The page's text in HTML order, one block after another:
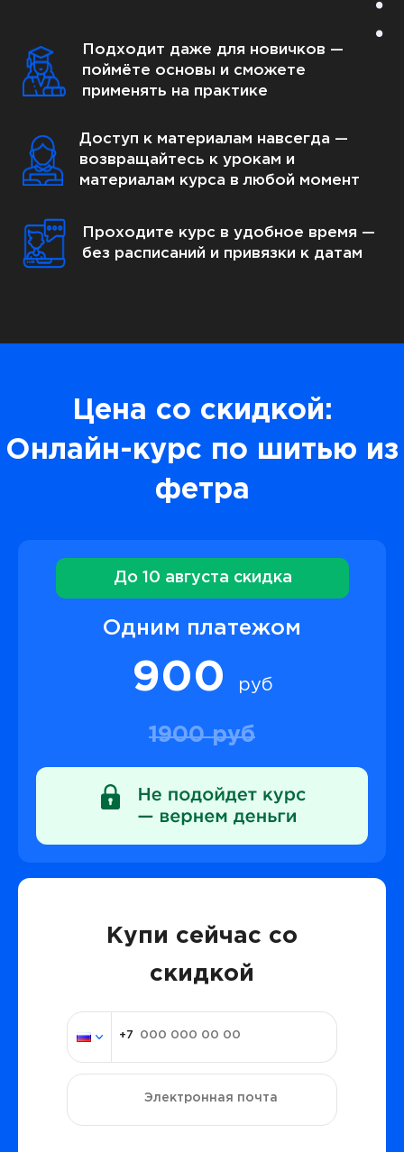
Подходит даже для новичков —
поймёте основы и сможете
применять на практике
Доступ к материалам навсегда —
возвращайтесь к урокам и
материалам курса в любой момент
Проходите курс в удобное время —
без расписаний и привязки к датам
Цена со скидкой:
Онлайн-курс по шитью из
фетра
До 10 августа скидка
Одним платежом
900 руб
1900 руб
Купи сейчас со
скидкой